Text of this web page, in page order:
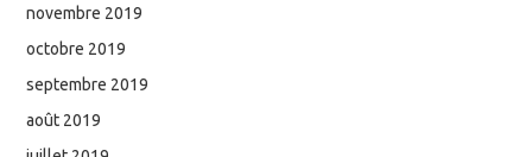
novembre 2019
octobre 2019
septembre 2019
août 2019